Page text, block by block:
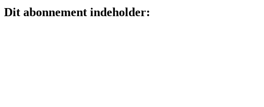
Dit abonnement indeholder: